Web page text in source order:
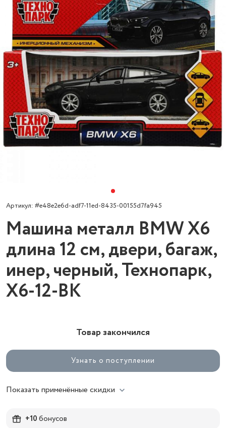
Артикул: #e48e2e6d-adf7-11ed-8435-00155d7fa945
Машина металл BMW X6
длина 12 см, двери, багаж,
инер, черный, Технопарк,
X6-12-BK
Товар закончился
Узнать о поступлении
Показать применённые скидки
+10бонусов